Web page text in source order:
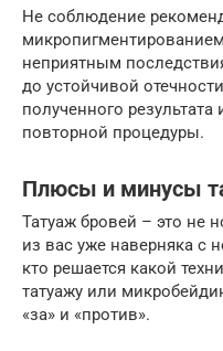
Не соблюдение
неприятным
до устойчивой
полученного
повторной процедуры.
Плюсы и минусы
Татуаж бровей – это не
из вас уже наверняка с
кто решается какой
татуажу или
«за» и «против».